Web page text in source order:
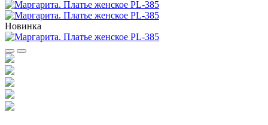
Новинка